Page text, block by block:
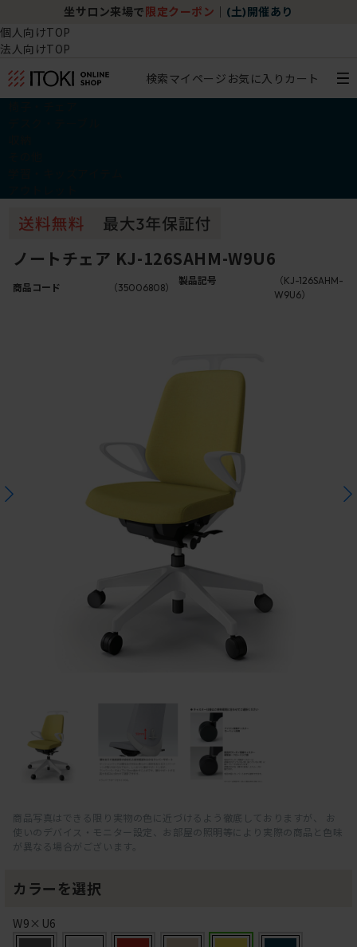
坐サロン来場で 限定クーポン (土)開催あり
個人向けTOP
法人向けTOP
検索マイページ お気に入り カート
ノートチェア KJ-126SAHM-W9U6
商品コード （35006808）
製品記号
（KJ-126SAHM-
W9U6）
商品写真はできる限り実物の色に近づけるよう徹底しておりますが、 お
使いのデバイス・モニター設定、お部屋の照明等により実際の商品と色味
が異なる場合がございます。
カラーを選択
W9×U6